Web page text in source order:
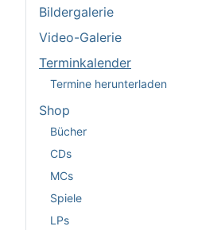
Bildergalerie
Video-Galerie
Terminkalender
Termine herunterladen
Shop
Bücher
CDs
MCs
Spiele
LPs